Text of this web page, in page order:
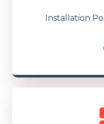
Installation